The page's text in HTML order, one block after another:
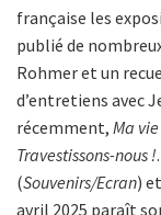
française les
publié de
Rohmer et un
d’entretiens avec
récemment, Ma
Travestissons-nous !
(Souvenirs/Ecran)
avril 2025 paraît